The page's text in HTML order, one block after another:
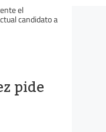
el
candidato a
pide